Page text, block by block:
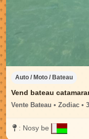
Auto / Moto / Bateau
Vend bateau
Vente Bateau • Zodiac •
: Nosy be